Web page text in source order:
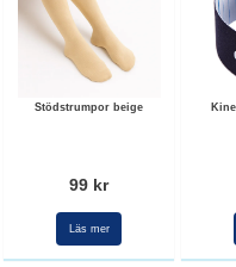
Stödstrumpor beige
99 kr
Läs mer